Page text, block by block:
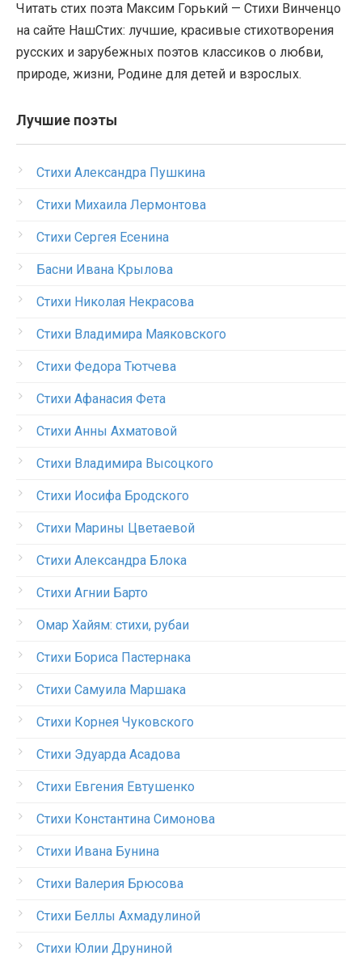
Читать стих поэта Максим Горький — Стихи Винченцо
на сайте НашСтих: лучшие, красивые стихотворения
русских и зарубежных поэтов классиков о любви,
природе, жизни, Родине для детей и взрослых.
Лучшие поэты
Стихи Александра Пушкина
Стихи Михаила Лермонтова
Стихи Сергея Есенина
Басни Ивана Крылова
Стихи Николая Некрасова
Стихи Владимира Маяковского
Стихи Федора Тютчева
Стихи Афанасия Фета
Стихи Анны Ахматовой
Стихи Владимира Высоцкого
Стихи Иосифа Бродского
Стихи Марины Цветаевой
Стихи Александра Блока
Стихи Агнии Барто
Омар Хайям: стихи, рубаи
Стихи Бориса Пастернака
Стихи Самуила Маршака
Стихи Корнея Чуковского
Стихи Эдуарда Асадова
Стихи Евгения Евтушенко
Стихи Константина Симонова
Стихи Ивана Бунина
Стихи Валерия Брюсова
Стихи Беллы Ахмадулиной
Стихи Юлии Друниной